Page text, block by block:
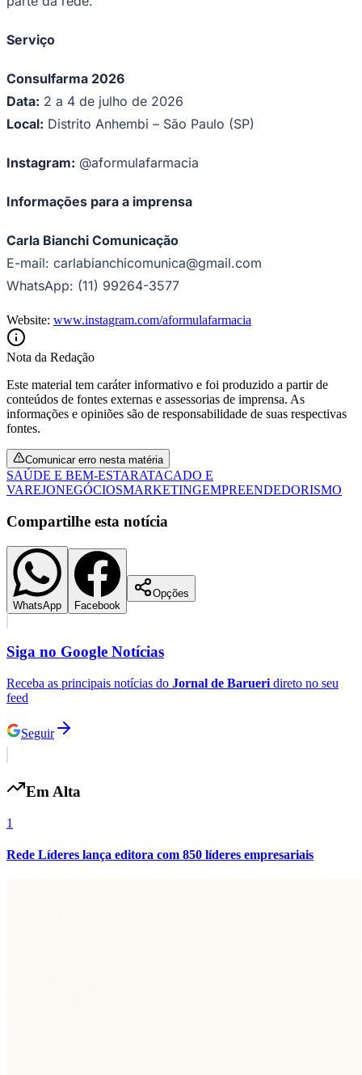
Santos
Serviço
Consulfarma 2026
Data: 2 a 4 de julho de 2026
Local: Distrito Anhembi – São Paulo (SP)
Instagram: @aformulafarmacia
Informações para a imprensa
Carla Bianchi Comunicação
E-mail: carlabianchicomunica@gmail.com
WhatsApp: (11) 99264-3577
Website: www.instagram.com/aformulafarmacia
Nota da Redação
Este material tem caráter informativo e foi produzido a partir de
conteúdos de fontes externas e assessorias de imprensa. As
informações e opiniões são de responsabilidade de suas respectivas
fontes.
Comunicar erro nesta matéria
SAÚDE E BEM-ESTARATACADO E
VAREJONEGÓCIOSMARKETINGEMPREENDEDORISMO
Compartilhe esta notícia
WhatsApp Facebook
Opções
Siga no Google Notícias
Receba as principais notícias do Jornal de Barueri direto no seu
feed
Seguir
Em Alta
1
Rede Líderes lança editora com 850 líderes empresariais